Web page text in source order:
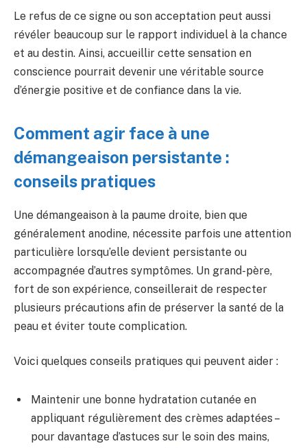
Le refus de ce signe ou son acceptation peut aussi
révéler beaucoup sur le rapport individuel à la chance
et au destin. Ainsi, accueillir cette sensation en
conscience pourrait devenir une véritable source
d’énergie positive et de confiance dans la vie.
Comment agir face à une
démangeaison persistante :
conseils pratiques
Une démangeaison à la paume droite, bien que
généralement anodine, nécessite parfois une attention
particulière lorsqu’elle devient persistante ou
accompagnée d’autres symptômes. Un grand-père,
fort de son expérience, conseillerait de respecter
plusieurs précautions afin de préserver la santé de la
peau et éviter toute complication.
Voici quelques conseils pratiques qui peuvent aider :
Maintenir une bonne hydratation cutanée en
appliquant régulièrement des crèmes adaptées –
pour davantage d’astuces sur le soin des mains,